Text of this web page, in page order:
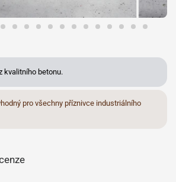
kvalitního betonu.
pro všechny příznivce industriálního